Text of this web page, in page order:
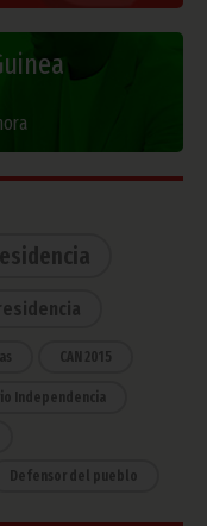
CAN 2015
Independencia
Defensor del pueblo